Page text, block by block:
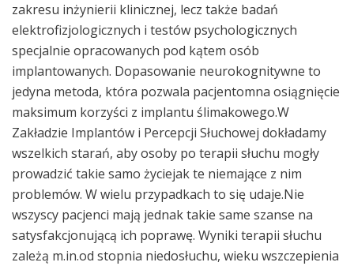
zakresu inżynierii klinicznej, lecz także badań
elektrofizjologicznych i testów psychologicznych
specjalnie opracowanych pod kątem osób
implantowanych. Dopasowanie neurokognitywne to
jedyna metoda, która pozwala pacjentomna osiągnięcie
maksimum korzyści z implantu ślimakowego.W
Zakładzie Implantów i Percepcji Słuchowej dokładamy
wszelkich starań, aby osoby po terapii słuchu mogły
prowadzić takie samo życiejak te niemające z nim
problemów. W wielu przypadkach to się udaje.Nie
wszyscy pacjenci mają jednak takie same szanse na
satysfakcjonującą ich poprawę. Wyniki terapii słuchu
zależą m.in.od stopnia niedosłuchu, wieku wszczepienia